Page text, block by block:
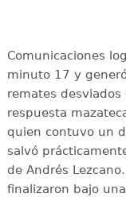
Comunicaciones
minuto 17 y
remates desviados
respuesta
quien contuvo un
salvó
de Andrés
finalizaron bajo